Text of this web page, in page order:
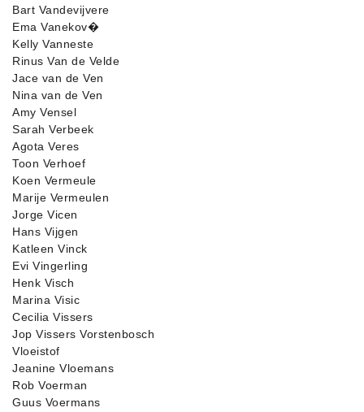
Bart Vandevijvere
Ema Vanekov�
Kelly Vanneste
Rinus Van de Velde
Jace van de Ven
Nina van de Ven
Amy Vensel
Sarah Verbeek
Agota Veres
Toon Verhoef
Koen Vermeule
Marije Vermeulen
Jorge Vicen
Hans Vijgen
Katleen Vinck
Evi Vingerling
Henk Visch
Marina Visic
Cecilia Vissers
Jop Vissers Vorstenbosch
Vloeistof
Jeanine Vloemans
Rob Voerman
Guus Voermans